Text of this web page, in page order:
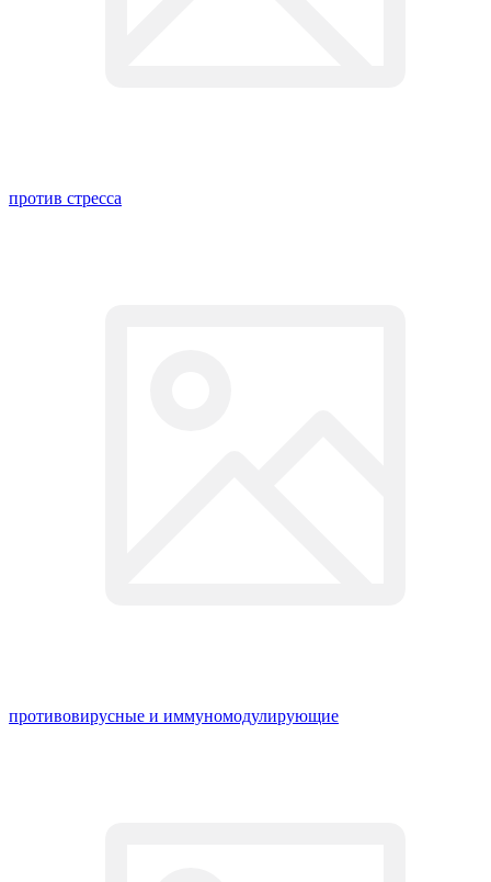
против стресса
противовирусные и иммуномодулирующие